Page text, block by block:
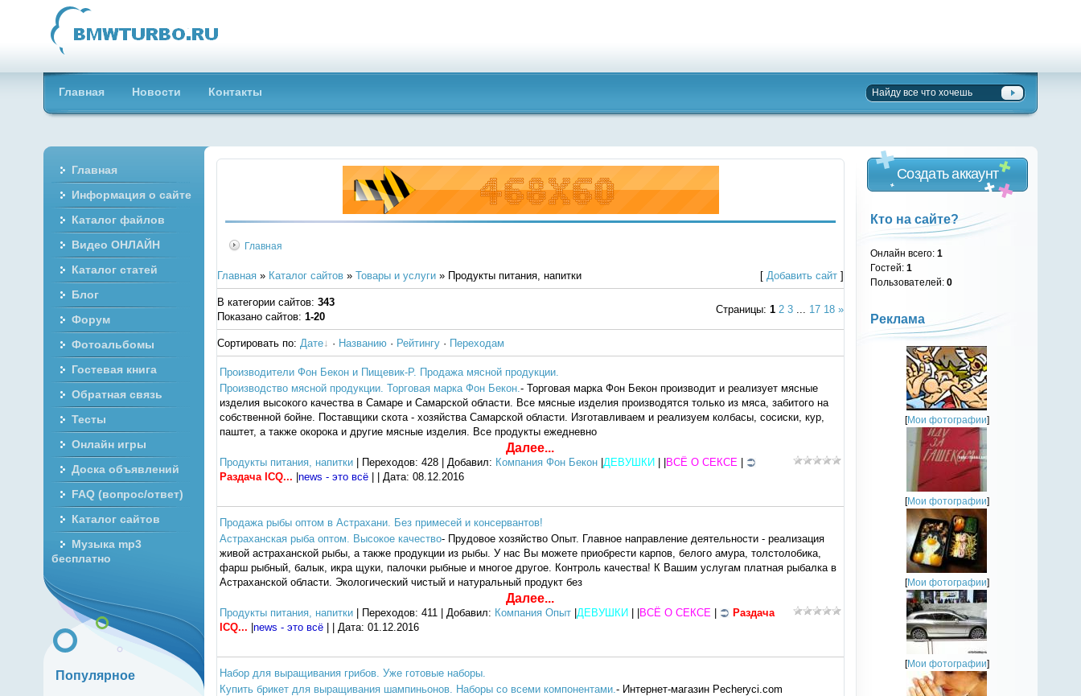
Главная Новости Контакты
Главная
Главная» Каталог сайтов» Товары и услуги» Продукты питания, напитки [ Добавить сайт]
В категории сайтов: 343
Показано сайтов: 1-20
Страницы: 1 2 3 17 18 »
Сортировать по: Дате · Названию· Рейтингу· Переходам
Производители Фон Бекон и Пищевик-Р. Продажа мясной продукции.
Производство мясной продукции. Торговая марка Фон Бекон. - Торговая марка Фон Бекон производит и реализует мясные
изделия высокого качества в Самаре и Самарской области. Все мясные изделия производятся только из мяса, забитого на
собственной бойне. Поставщики скота - хозяйства Самарской области. Изготавливаем и реализуем колбасы, сосиски, кур,
паштет, а также окорока и другие мясные изделия. Все продукты ежедневно
Далее...
Продукты питания, напитки| Переходов: 428 | Добавил: Компания Фон Бекон|ДЕВУШКИ| |ВСЁ О СЕКСЕ |
Раздача ICQ... |news - это всё| | Дата: 08.12.2016
Продажа рыбы оптом в Астрахани. Без примесей и консервантов!
Астраханская рыба оптом. Высокое качество- Прудовое хозяйство Опыт. Главное направление деятельности - реализация
живой астраханской рыбы, а также продукции из рыбы. У нас Вы можете приобрести карпов, белого амура, толстолобика,
фарш рыбный, балык, икра щуки, палочки рыбные и многое другое. Контроль качества! К Вашим услугам платная рыбалка в
Астраханской области. Экологический чистый и натуральный продукт без
Далее...
Продукты питания, напитки| Переходов: 411 | Добавил: Компания Опыт|ДЕВУШКИ| |ВСЁ О СЕКСЕ |
Раздача
ICQ... |news - это всё| | Дата: 01.12.2016
Набор для выращивания грибов. Уже готовые наборы.
Купить брикет для выращивания шампиньонов. Наборы со всеми компонентами. - Интернет-магазин Pecheryci.com
Создать аккаунт
Кто на сайте?
Онлайн всего:1
Гостей:1
Пользователей:0
Реклама
[Мои фотографии]
[Мои фотографии]
[Мои фотографии]
[Мои фотографии]
Главная
Информация о сайте
Каталог файлов
Видео ОНЛАЙН
Каталог статей
Блог
Форум
Фотоальбомы
Гостевая книга
Обратная связь
Тесты
Онлайн игры
Доска объявлений
FAQ (вопрос/ответ)
Каталог сайтов
Музыка mp3
бесплатно
Популярное